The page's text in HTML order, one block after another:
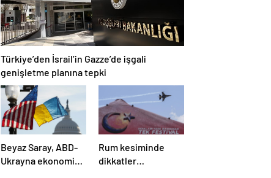
Türkiye’den İsrail’in Gazze’de işgali
genişletme planına tepki
Beyaz Saray, ABD-
Ukrayna ekonomik
Rum kesiminde
dikkatler